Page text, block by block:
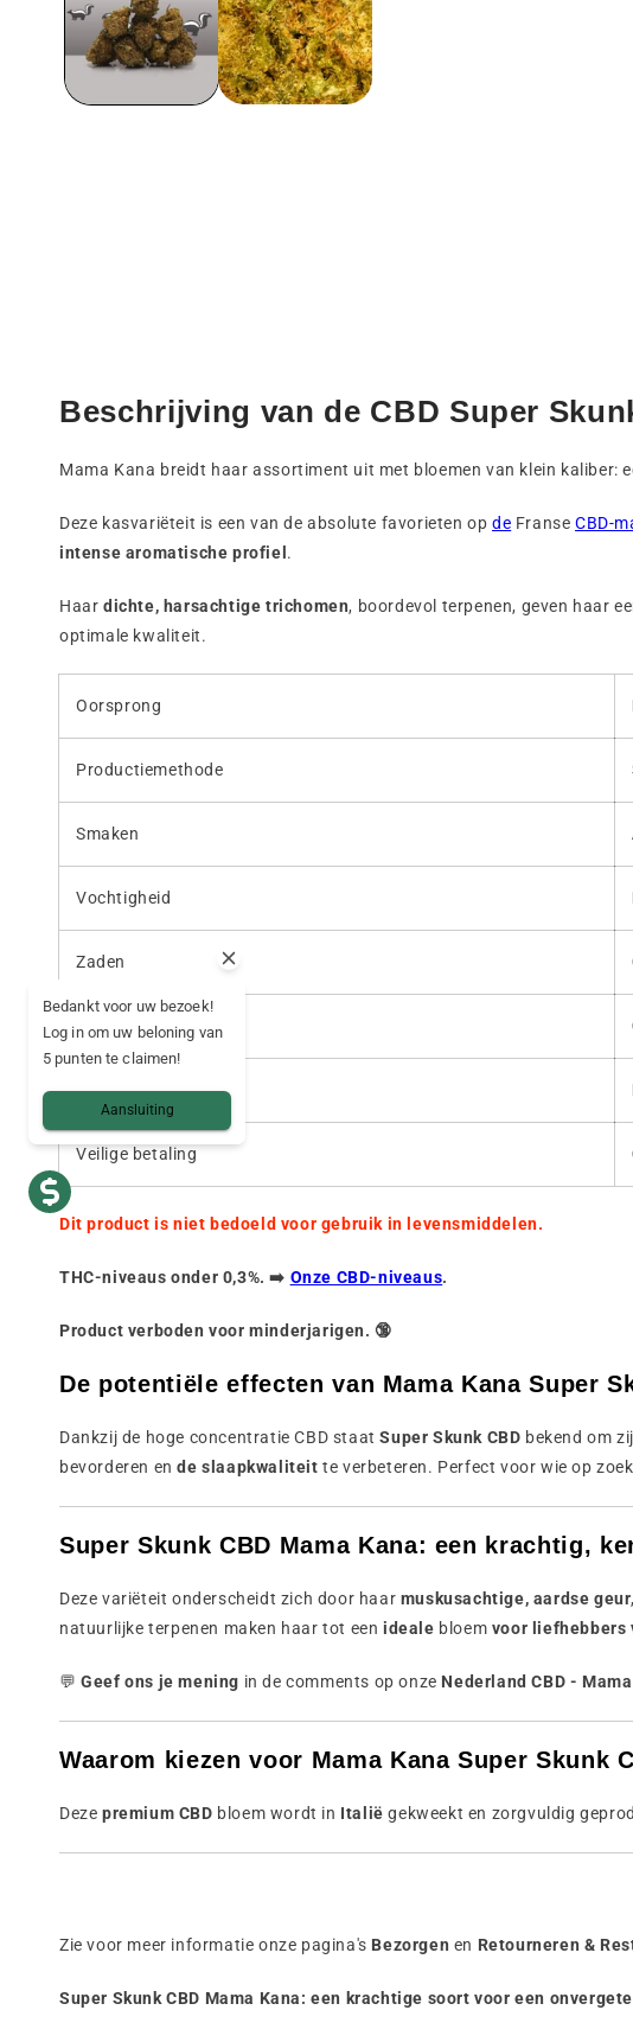
modaal
venster
Beschrijving van de CBD Super
Mama Kana breidt haar assortiment uit met bloemen van klein kaliber:
Deze kasvariëteit is een van de absolute favorieten opde FranseCBD-
intense aromatische profiel .
Haar dichte, harsachtige trichomen, boordevol terpenen, geven haar
optimale kwaliteit.
Oorsprong
Productiemethode
Smaken
Vochtigheid
Zaden
Levering
Land van levering
Veilige betaling
Dit product is niet bedoeld voor gebruik in levensmiddelen.
THC-niveaus onder 0,3%. ➡️ Onze CBD-niveaus.
Product verboden voor minderjarigen. 🔞
De potentiële effecten van Mama Kana Super
Dankzij de hoge concentratie CBD staatSuper Skunk CBD bekend om
bevorderen ende slaapkwaliteit te verbeteren. Perfect voor wie op
Super Skunk CBD Mama Kana: een krachtig,
Deze variëteit onderscheidt zich door haar muskusachtige, aardse geur
natuurlijke terpenen maken haar tot eenideale bloem voor liefhebbers
💬Geef ons je mening in de comments op onze Nederland CBD -
Waarom kiezen voor Mama Kana Super Skunk
Deze premium CBD bloem wordt in Italië gekweekt en zorgvuldig
Zie voor meer informatie onze pagina's Bezorgen en Retourneren &
Super Skunk CBD Mama Kana: een krachtige soort voor een
Bedankt voor uw bezoek!
Log in om uw beloning van
5 punten te claimen!
Aansluiting